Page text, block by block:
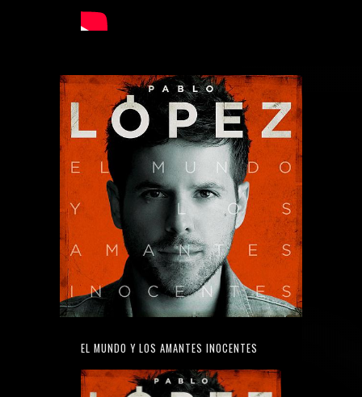
EL MUNDO Y LOS AMANTES INOCENTES